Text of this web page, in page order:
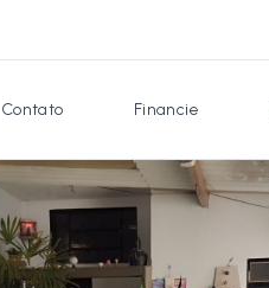
Contato Financie